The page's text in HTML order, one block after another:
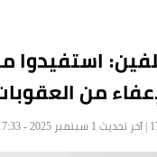
استفيدوا
من